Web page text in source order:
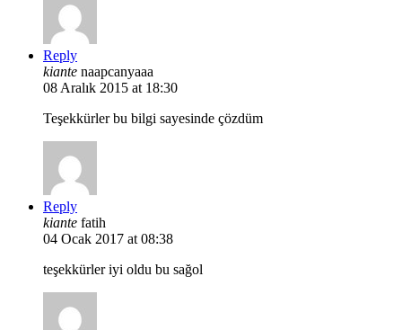
Reply
kiante naapcanyaaa
08 Aralık 2015 at 18:30
Teşekkürler bu bilgi sayesinde çözdüm
Reply
kiante fatih
04 Ocak 2017 at 08:38
teşekkürler iyi oldu bu sağol